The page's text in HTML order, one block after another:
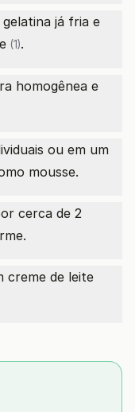
já fria e
(1).
homogênea e
ou em um
mousse.
cerca de 2
creme de leite